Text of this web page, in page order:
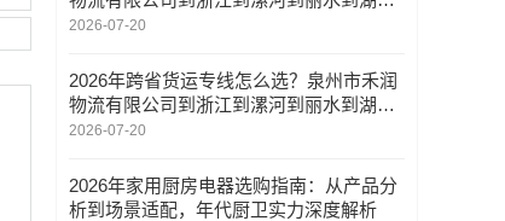
到南京全解析
2026-07-20
2026年跨省货运专线怎么选？泉州市禾润
物流有限公司到浙江到漯河到丽水到湖州
到南京全解析
2026-07-20
2026年家用厨房电器选购指南：从产品分
析到场景适配，年代厨卫实力深度解析